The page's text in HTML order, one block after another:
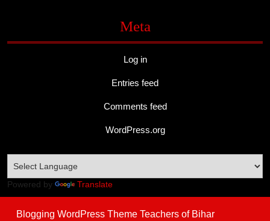
Meta
Log in
Entries feed
Comments feed
WordPress.org
Powered by Translate
Blogging WordPress Theme Teachers of Bihar